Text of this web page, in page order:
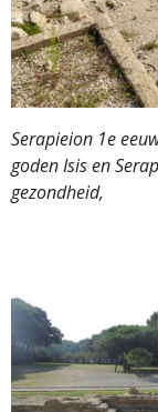
Serapieion 1e
goden Isis en
gezondheid,